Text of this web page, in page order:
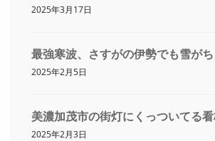
2025年3月17日
最強寒波、さすがの伊勢でも雪が
2025年2月5日
美濃加茂市の街灯にくっついてる
2025年2月3日